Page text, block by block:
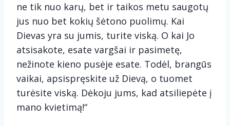
ne tik nuo karų, bet ir taikos metu saugotų
jus nuo bet kokių šėtono puolimų. Kai
Dievas yra su jumis, turite viską. O kai Jo
atsisakote, esate vargšai ir pasimetę,
nežinote kieno pusėje esate. Todėl, brangūs
vaikai, apsispręskite už Dievą, o tuomet
turėsite viską. Dėkoju jums, kad atsiliepėte į
mano kvietimą!“